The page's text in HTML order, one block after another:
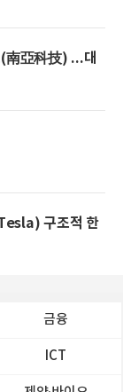
南亞科技) ...대
조적 한
금융
ICT